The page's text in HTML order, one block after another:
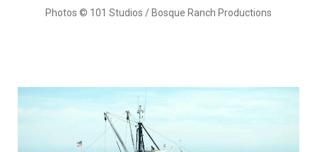
Photos © 101 Studios / Bosque Ranch Productions